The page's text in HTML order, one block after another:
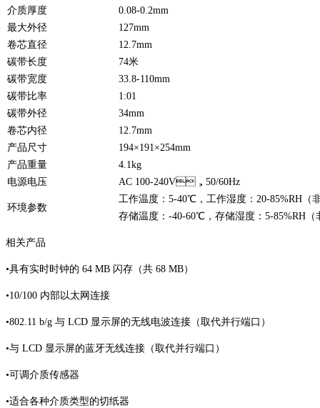
介质厚度
0.08-0.2mm
最大外径
127mm
卷芯直径
12.7mm
碳带长度
74米
碳带宽度
33.8-110mm
碳带比率
1:01
碳带外径
34mm
卷芯内径
12.7mm
产品尺寸
194×191×254mm
产品重量
4.1kg
电源电压
AC 100-240V，50/60Hz
环境参数
工作温度：5-40℃，工作湿度：20-85%RH
存储温度：-40-60℃，存储湿度：5-85%RH
相关产品
•具有实时时钟的 64 MB 闪存（共 68 MB）
•10/100 内部以太网连接
•802.11 b/g 与 LCD 显示屏的无线电波连接（取代并行端口）
•与 LCD 显示屏的蓝牙无线连接（取代并行端口）
•可调介质传感器
•适合各种介质类型的切纸器